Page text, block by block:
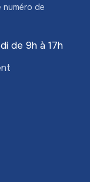
de
de 9h à 17h